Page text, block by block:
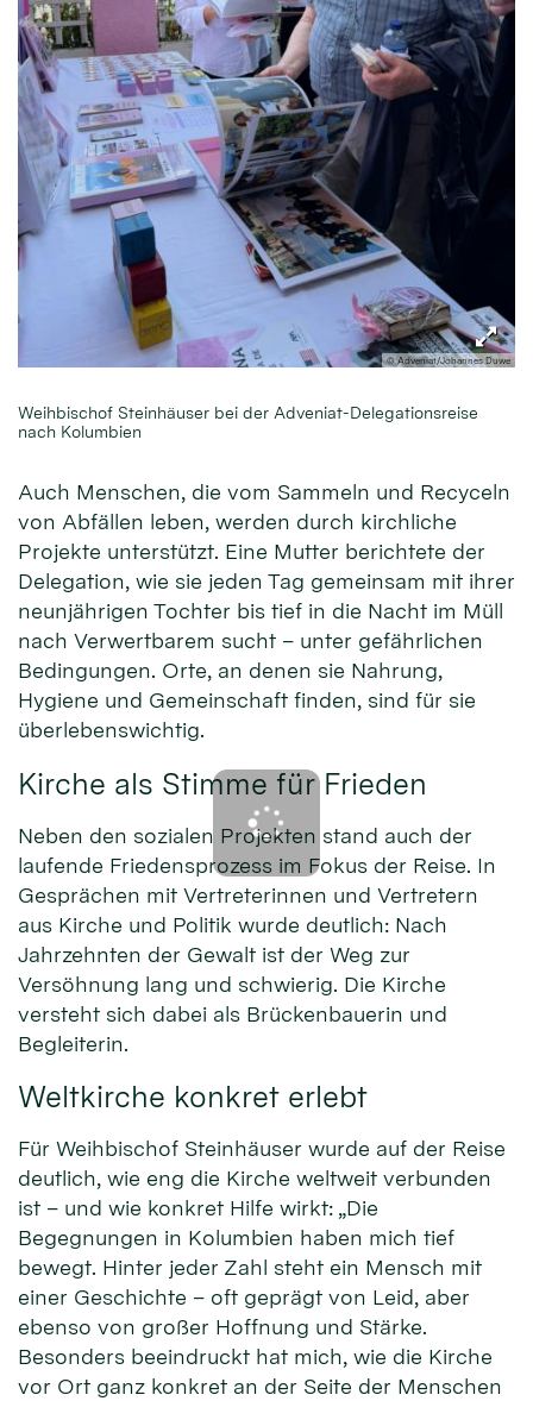
© Adveniat/Johannes Duwe
Weihbischof Steinhäuser bei der Adveniat-Delegationsreise
nach Kolumbien
Auch Menschen, die vom Sammeln und Recyceln
von Abfällen leben, werden durch kirchliche
Projekte unterstützt. Eine Mutter berichtete der
Delegation, wie sie jeden Tag gemeinsam mit ihrer
neunjährigen Tochter bis tief in die Nacht im Müll
nach Verwertbarem sucht – unter gefährlichen
Bedingungen. Orte, an denen sie Nahrung,
Hygiene und Gemeinschaft finden, sind für sie
überlebenswichtig.
Kirche als Stimme für Frieden
Neben den sozialen Projekten stand auch der
laufende Friedensprozess im Fokus der Reise. In
Gesprächen mit Vertreterinnen und Vertretern
aus Kirche und Politik wurde deutlich: Nach
Jahrzehnten der Gewalt ist der Weg zur
Versöhnung lang und schwierig. Die Kirche
versteht sich dabei als Brückenbauerin und
Begleiterin.
Weltkirche konkret erlebt
Für Weihbischof Steinhäuser wurde auf der Reise
deutlich, wie eng die Kirche weltweit verbunden
ist – und wie konkret Hilfe wirkt: „Die
Begegnungen in Kolumbien haben mich tief
bewegt. Hinter jeder Zahl steht ein Mensch mit
einer Geschichte – oft geprägt von Leid, aber
ebenso von großer Hoffnung und Stärke.
Besonders beeindruckt hat mich, wie die Kirche
vor Ort ganz konkret an der Seite der Menschen